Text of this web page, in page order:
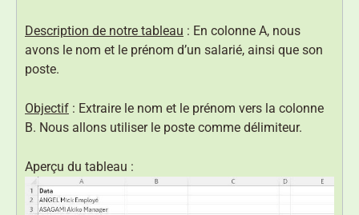
Description de notre tableau : En colonne A, nous
avons le nom et le prénom d’un salarié, ainsi que son
poste.
Objectif : Extraire le nom et le prénom vers la colonne
B. Nous allons utiliser le poste comme délimiteur.
Aperçu du tableau :